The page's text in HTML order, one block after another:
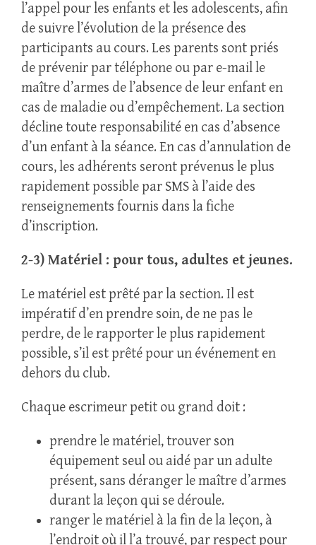
l’appel pour les enfants et les adolescents, afin
de suivre l’évolution de la présence des
participants au cours. Les parents sont priés
de prévenir par téléphone ou par e-mail le
maître d’armes de l’absence de leur enfant en
cas de maladie ou d’empêchement. La section
décline toute responsabilité en cas d’absence
d’un enfant à la séance. En cas d’annulation de
cours, les adhérents seront prévenus le plus
rapidement possible par SMS à l’aide des
renseignements fournis dans la fiche
d’inscription.
2-3) Matériel : pour tous, adultes et jeunes.
Le matériel est prêté par la section. Il est
impératif d’en prendre soin, de ne pas le
perdre, de le rapporter le plus rapidement
possible, s’il est prêté pour un événement en
dehors du club.
Chaque escrimeur petit ou grand doit :
prendre le matériel, trouver son
équipement seul ou aidé par un adulte
présent, sans déranger le maître d’armes
durant la leçon qui se déroule.
ranger le matériel à la fin de la leçon, à
l’endroit où il l’a trouvé, par respect pour